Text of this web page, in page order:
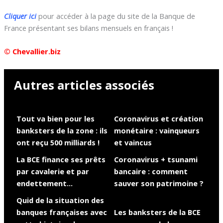
Cliquer ici pour accéder à la page du site de la Banque de
France présentant ses bilans mensuels en français !
© Chevallier.biz
Autres articles associés
Tout va bien pour les
banksters de la zone : ils
ont reçu 500 milliards !
Coronavirus et création
monétaire : vainqueurs
et vaincus
La BCE finance ses prêts
par cavalerie et par
endettement…
Coronavirus + tsunami
bancaire : comment
sauver son patrimoine ?
Quid de la situation des
banques françaises avec
Les banksters de la BCE